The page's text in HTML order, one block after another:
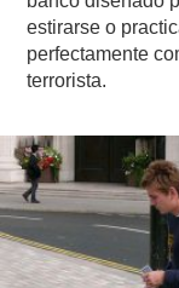
estirarse o
perfectamente
terrorista.